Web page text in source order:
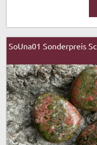
SoUna01 Sonderpreis